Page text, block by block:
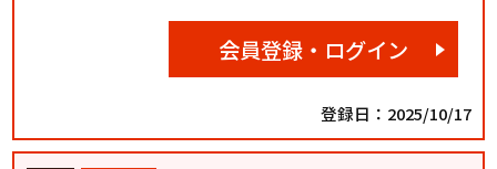
会員登録・ログイン
登録日：2025/10/17